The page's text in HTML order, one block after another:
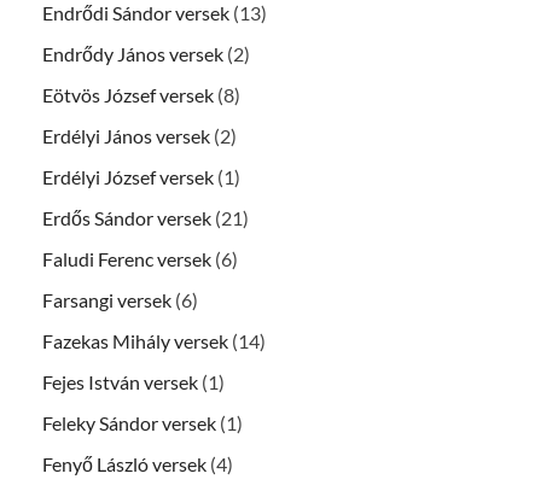
Endrődi Sándor versek (13)
Endrődy János versek (2)
Eötvös József versek (8)
Erdélyi János versek (2)
Erdélyi József versek (1)
Erdős Sándor versek (21)
Faludi Ferenc versek (6)
Farsangi versek (6)
Fazekas Mihály versek (14)
Fejes István versek (1)
Feleky Sándor versek (1)
Fenyő László versek (4)